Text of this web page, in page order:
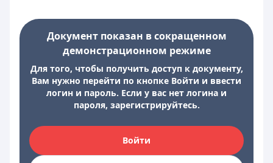
Документ показан в сокращенном
демонстрационном режиме
Для того, чтобы получить доступ к документу,
Вам нужно перейти по кнопке Войти и ввести
логин и пароль. Если у вас нет логина и
пароля, зарегистрируйтесь.
Войти